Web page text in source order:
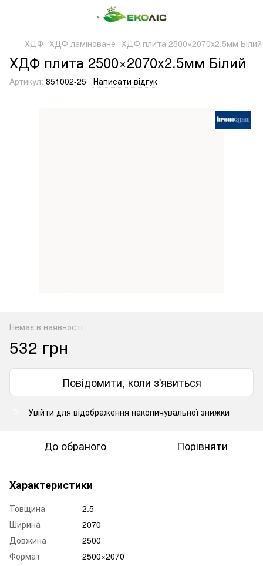
ХДФ ХДФ ламіноване ХДФ плита 2500×2070x2.5мм Білий
ХДФ плита 2500×2070x2.5мм Білий
Артикул: 851002-25 Написати відгук
Немає в наявності
532 грн
Повідомити, коли з'явиться
Увійти для відображення накопичувальної знижки
До обраного Порівняти
Характеристики
Товщина
2.5
Ширина
2070
Довжина
2500
Формат
2500×2070